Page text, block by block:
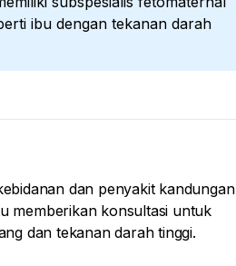
ibu dengan tekanan darah
dan penyakit kandungan
memberikan konsultasi untuk
dan tekanan darah tinggi.